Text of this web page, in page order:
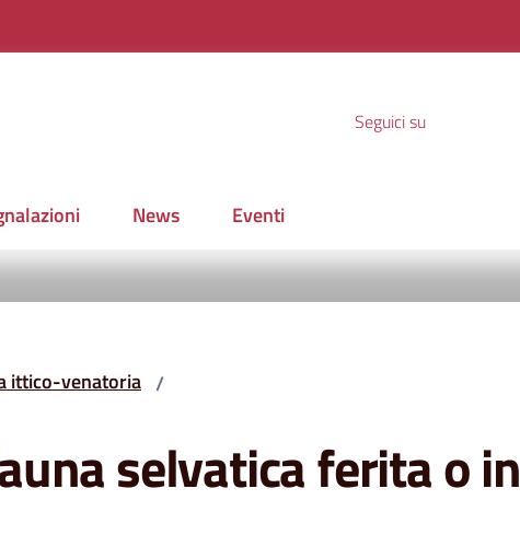
Seguici su
News Eventi
ittico-venatoria /
selvatica ferita o in